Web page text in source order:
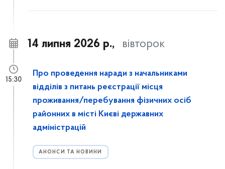
14 липня 2026 р., вівторок
Про проведення наради з начальниками
відділів з питань реєстрації місця
проживання/перебування фізичних осіб
районних в місті Києві державних
адміністрацій
АНОНСИ ТА НОВИНИ
15:30